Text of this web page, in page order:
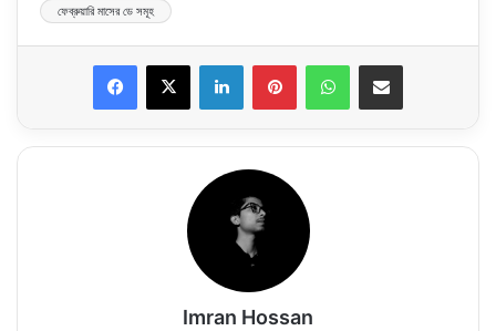
ফেব্রুয়ারি মাসের ডে সমূহ
Imran Hossan